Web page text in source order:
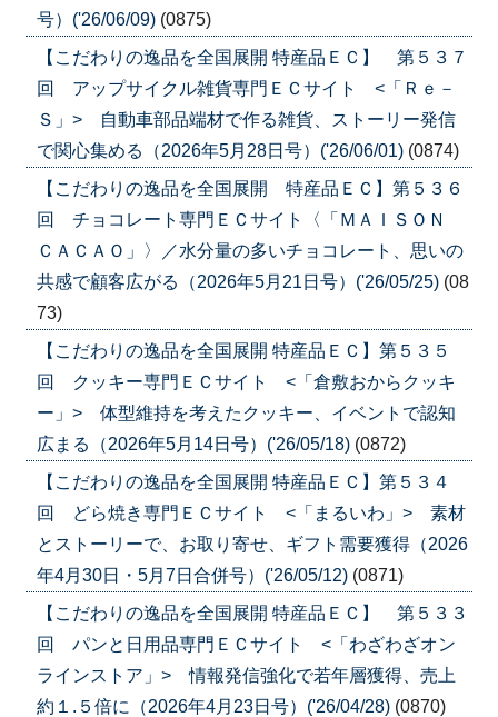
号）('26/06/09) (0875)
【こだわりの逸品を全国展開 特産品ＥＣ】 第５３７
回 アップサイクル雑貨専門ＥＣサイト <「Ｒｅ－
Ｓ」> 自動車部品端材で作る雑貨、ストーリー発信
で関心集める（2026年5月28日号）('26/06/01) (0874)
【こだわりの逸品を全国展開 特産品ＥＣ】第５３６
回 チョコレート専門ＥＣサイト〈「ＭＡＩＳＯＮ
ＣＡＣＡＯ」〉／水分量の多いチョコレート、思いの
共感で顧客広がる（2026年5月21日号）('26/05/25) (08
73)
【こだわりの逸品を全国展開 特産品ＥＣ】第５３５
回 クッキー専門ＥＣサイト <「倉敷おからクッキ
ー」> 体型維持を考えたクッキー、イベントで認知
広まる（2026年5月14日号）('26/05/18) (0872)
【こだわりの逸品を全国展開 特産品ＥＣ】第５３４
回 どら焼き専門ＥＣサイト <「まるいわ」> 素材
とストーリーで、お取り寄せ、ギフト需要獲得（2026
年4月30日・5月7日合併号）('26/05/12) (0871)
【こだわりの逸品を全国展開 特産品ＥＣ】 第５３３
回 パンと日用品専門ＥＣサイト <「わざわざオン
ラインストア」> 情報発信強化で若年層獲得、売上
約１.５倍に（2026年4月23日号）('26/04/28) (0870)